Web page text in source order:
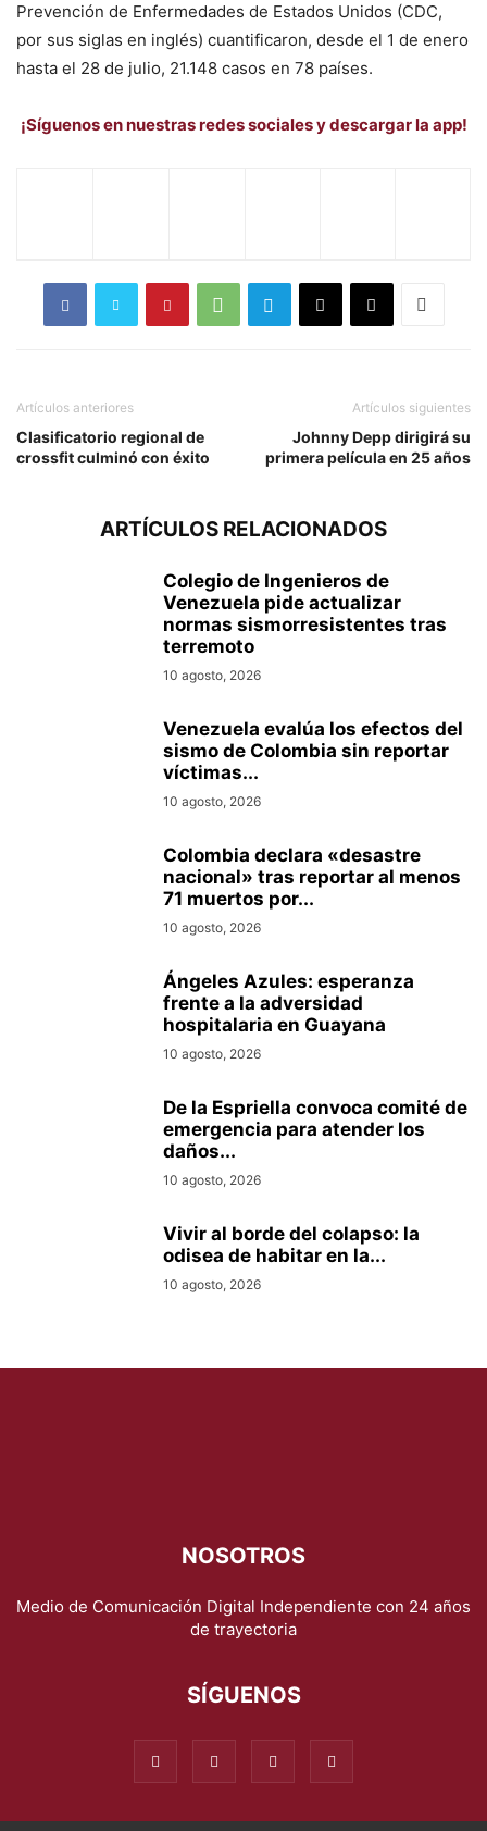
Prevención de Enfermedades de Estados Unidos (CDC,
por sus siglas en inglés) cuantificaron, desde el 1 de enero
hasta el 28 de julio, 21.148 casos en 78 países.
¡Síguenos en nuestras redes sociales y descargar la app!
Artículos anteriores
Clasificatorio regional de
crossfit culminó con éxito
Artículos siguientes
Johnny Depp dirigirá su
primera película en 25 años
ARTÍCULOS RELACIONADOS
Colegio de Ingenieros de
Venezuela pide actualizar
normas sismorresistentes tras
terremoto
10 agosto, 2026
Venezuela evalúa los efectos del
sismo de Colombia sin reportar
víctimas...
10 agosto, 2026
Colombia declara «desastre
nacional» tras reportar al menos
71 muertos por...
10 agosto, 2026
Ángeles Azules: esperanza
frente a la adversidad
hospitalaria en Guayana
10 agosto, 2026
De la Espriella convoca comité de
emergencia para atender los
daños...
10 agosto, 2026
Vivir al borde del colapso: la
odisea de habitar en la...
10 agosto, 2026
NOSOTROS
Medio de Comunicación Digital Independiente con 24 años
de trayectoria
SÍGUENOS